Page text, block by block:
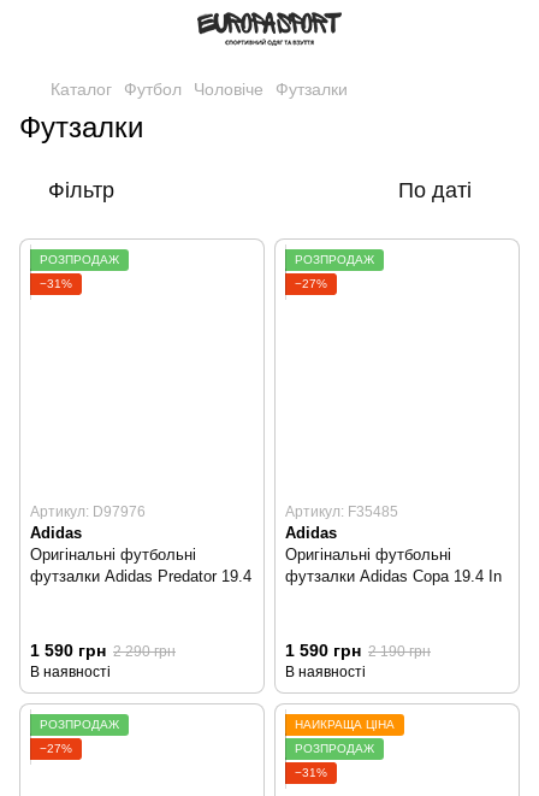
Каталог Футбол Чоловіче Футзалки
Футзалки
Фільтр По даті
РОЗПРОДАЖ
−31%
Артикул: D97976
Adidas
Оригінальні футбольні
футзалки Adidas Predator 19.4
1 590 грн 2 290 грн
В наявності
РОЗПРОДАЖ
−27%
Артикул: F35485
Adidas
Оригінальні футбольні
футзалки Adidas Copa 19.4 In
1 590 грн 2 190 грн
В наявності
РОЗПРОДАЖ
−27%
НАЙКРАЩА ЦІНА
РОЗПРОДАЖ
−31%